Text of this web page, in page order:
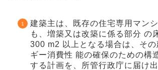
建築主は、既存の住宅専用マン
も、増築又は改築に係る部分 の
300 m2 以上となる場合は、そ
ギー消費性 能の確保のための構
する計画を、所管行政庁に届け